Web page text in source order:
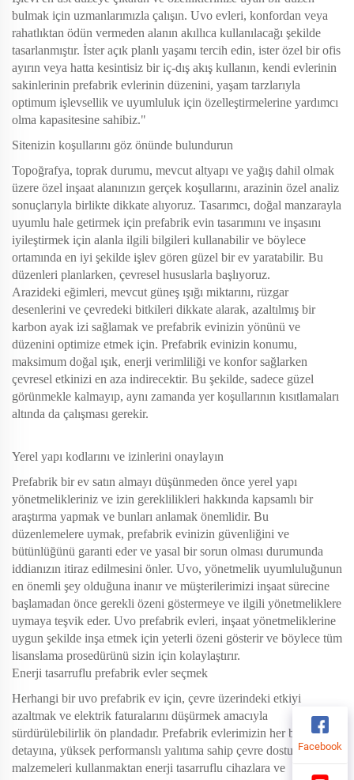
bulmak için uzmanlarımızla çalışın. Uvo evleri, konfordan veya
rahatlıktan ödün vermeden alanın akıllıca kullanılacağı şekilde
tasarlanmıştır. İster açık planlı yaşamı tercih edin, ister özel bir ofis
ayırın veya hatta kesintisiz bir iç-dış akış kullanın, kendi evlerinin
sakinlerinin prefabrik evlerinin düzenini, yaşam tarzlarıyla
optimum işlevsellik ve uyumluluk için özelleştirmelerine yardımcı
olma kapasitesine sahibiz."
Sitenizin koşullarını göz önünde bulundurun
Topoğrafya, toprak durumu, mevcut altyapı ve yağış dahil olmak
üzere özel inşaat alanınızın gerçek koşullarını, arazinin özel analiz
sonuçlarıyla birlikte dikkate alıyoruz. Tasarımcı, doğal manzarayla
uyumlu hale getirmek için prefabrik evin tasarımını ve inşasını
iyileştirmek için alanla ilgili bilgileri kullanabilir ve böylece
ortamında en iyi şekilde işlev gören güzel bir ev yaratabilir. Bu
düzenleri planlarken, çevresel hususlarla başlıyoruz.
Arazideki eğimleri, mevcut güneş ışığı miktarını, rüzgar
desenlerini ve çevredeki bitkileri dikkate alarak, azaltılmış bir
karbon ayak izi sağlamak ve prefabrik evinizin yönünü ve
düzenini optimize etmek için. Prefabrik evinizin konumu,
maksimum doğal ışık, enerji verimliliği ve konfor sağlarken
çevresel etkinizi en aza indirecektir. Bu şekilde, sadece güzel
görünmekle kalmayıp, aynı zamanda yer koşullarının kısıtlamaları
altında da çalışması gerekir.
Yerel yapı kodlarını ve izinlerini onaylayın
Prefabrik bir ev satın almayı düşünmeden önce yerel yapı
yönetmelikleriniz ve izin gereklilikleri hakkında kapsamlı bir
araştırma yapmak ve bunları anlamak önemlidir. Bu
düzenlemelere uymak, prefabrik evinizin güvenliğini ve
bütünlüğünü garanti eder ve yasal bir sorun olması durumunda
iddianızın itiraz edilmesini önler. Uvo, yönetmelik uyumluluğunun
en önemli şey olduğuna inanır ve müşterilerimizi inşaat sürecine
başlamadan önce gerekli özeni göstermeye ve ilgili yönetmeliklere
uymaya teşvik eder. Uvo prefabrik evleri, inşaat yönetmeliklerine
uygun şekilde inşa etmek için yeterli özeni gösterir ve böylece tüm
lisanslama prosedürünü sizin için kolaylaştırır.
Enerji tasarruflu prefabrik evler seçmek
Herhangi bir uvo prefabrik ev için, çevre üzerindeki etkiyi
azaltmak ve elektrik faturalarını düşürmek amacıyla
sürdürülebilirlik ön plandadır. Prefabrik evlerimizin her bir
detayına, yüksek performanslı yalıtıma sahip çevre dostu yapı
malzemeleri kullanmaktan enerji tasarruflu cihazlara ve
Facebook